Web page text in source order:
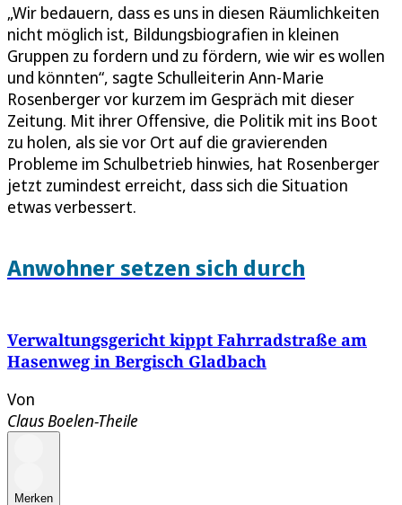
„Wir bedauern, dass es uns in diesen Räumlichkeiten
nicht möglich ist, Bildungsbiografien in kleinen
Gruppen zu fordern und zu fördern, wie wir es wollen
und könnten“, sagte Schulleiterin Ann-Marie
Rosenberger vor kurzem im Gespräch mit dieser
Zeitung. Mit ihrer Offensive, die Politik mit ins Boot
zu holen, als sie vor Ort auf die gravierenden
Probleme im Schulbetrieb hinwies, hat Rosenberger
jetzt zumindest erreicht, dass sich die Situation
etwas verbessert.
Anwohner setzen sich durch
Verwaltungsgericht kippt Fahrradstraße am
Hasenweg in Bergisch Gladbach
Von
Claus Boelen-Theile
Merken